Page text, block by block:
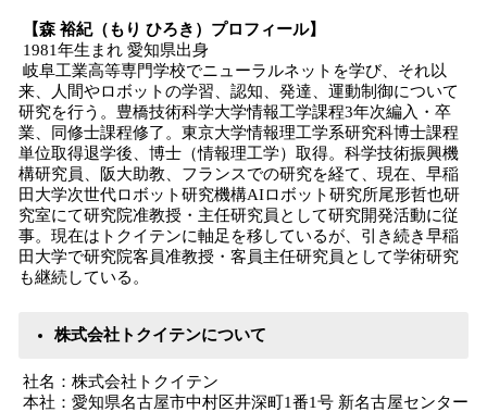
【森 裕紀（もり ひろき）プロフィール】
1981年生まれ 愛知県出身
岐阜工業高等専門学校でニューラルネットを学び、それ以
来、人間やロボットの学習、認知、発達、運動制御について
研究を行う。豊橋技術科学大学情報工学課程3年次編入・卒
業、同修士課程修了。東京大学情報理工学系研究科博士課程
単位取得退学後、博士（情報理工学）取得。科学技術振興機
構研究員、阪大助教、フランスでの研究を経て、現在、早稲
田大学次世代ロボット研究機構AIロボット研究所尾形哲也研
究室にて研究院准教授・主任研究員として研究開発活動に従
事。現在はトクイテンに軸足を移しているが、引き続き早稲
田大学で研究院客員准教授・客員主任研究員として学術研究
も継続している。
株式会社トクイテンについて
社名：株式会社トクイテン
本社：愛知県名古屋市中村区井深町1番1号 新名古屋センター